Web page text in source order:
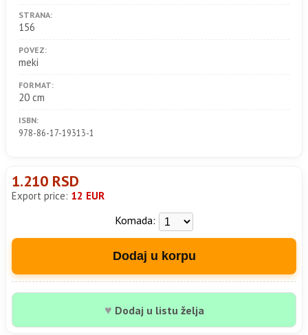
STRANA:
156
POVEZ:
meki
FORMAT:
20 cm
ISBN:
978-86-17-19313-1
1.210 RSD
Export price: 12 EUR
Komada:
Dodaj u korpu
♥ Dodaj u listu želja